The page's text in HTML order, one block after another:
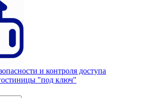
и контроля доступа
"под ключ"